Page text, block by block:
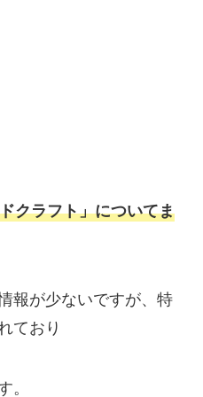
クラフト」についてま
報が少ないですが、特
ており
。